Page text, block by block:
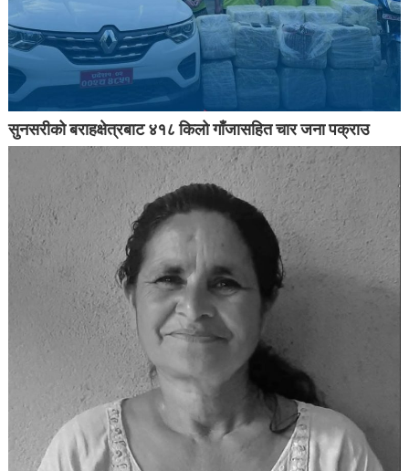
सुनसरीको बराहक्षेत्रबाट ४१८ किलो गाँजासहित चार जना पक्राउ